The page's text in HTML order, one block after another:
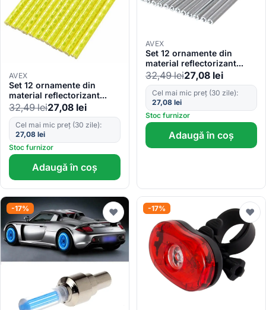
AVEX
Set 12 ornamente din
material reflectorizant
pentru spite bicicleta,
culoare galben
32,49lei27,08 lei
Cel mai mic preț (30 zile):
27,08 lei
Stoc furnizor
Adaugă în coș
AVEX
Set 12 ornamente din
material reflectorizant
pentru spite bicicleta,
culoare gri – argintiu
32,49lei27,08 lei
Cel mai mic preț (30 zile):
27,08 lei
Stoc furnizor
Adaugă în coș
-17% ♥ -17% ♥